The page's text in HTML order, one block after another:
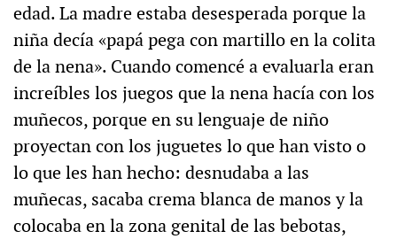
edad. La madre estaba desesperada porque la
niña decía «papá pega con martillo en la colita
de la nena». Cuando comencé a evaluarla eran
increíbles los juegos que la nena hacía con los
muñecos, porque en su lenguaje de niño
proyectan con los juguetes lo que han visto o
lo que les han hecho: desnudaba a las
muñecas, sacaba crema blanca de manos y la
colocaba en la zona genital de las bebotas,